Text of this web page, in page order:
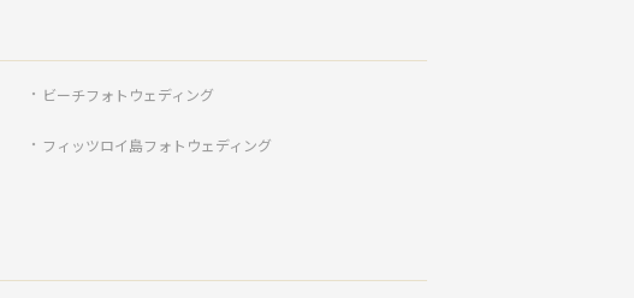
ビーチフォトウェディング
フィッツロイ島フォトウェディング